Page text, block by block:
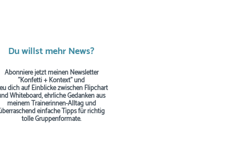
Du willst mehr News?
Abonniere jetzt meinen Newsletter
"Konfetti + Kontext" und
dich auf Einblicke zwischen Flipchart
Whiteboard, ehrliche Gedanken aus
meinem Trainerinnen-Alltag und
einfache Tippsfür richtig
tolle Gruppenformate.